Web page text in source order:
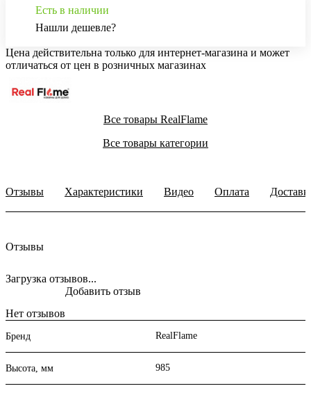
Есть в наличии
Нашли дешевле?
Цена действительна только для интернет-магазина и может
отличаться от цен в розничных магазинах
Все товары RealFlame
Все товары категории
Отзывы Характеристики Видео Оплата
Отзывы
Загрузка отзывов...
Нет отзывов
Добавить отзыв
Бренд RealFlame
Высота, мм 985